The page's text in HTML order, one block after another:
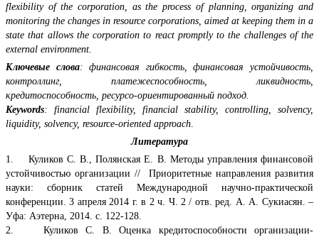
flexibility of the corporation, as the process of planning, organizing and
monitoring the changes in resource corporations, aimed at keeping them in a
state that allows the corporation to react promptly to the challenges of the
external environment.
Ключевые слова: финансовая гибкость, финансовая устойчивость,
контроллинг, платежеспособность, ликвидность,
кредитоспособность, ресурсо-ориентированный подход.
Keywords: financial flexibility, financial stability, controlling, solvency,
liquidity, solvency, resource-oriented approach
Литература
1. Куликов С. В., Полянская Е. В. Методы управления финансовой
устойчивостью организации // Приоритетные направления развития
науки: сборник статей Международной научно-практической
конференции. 3 апреля 2014 г. в 2 ч. Ч. 2 / отв. ред. А. А. Сукиасян. –
Уфа: Аэтерна, 2014. с. 122-128.
2. Куликов С. В. Оценка кредитоспособности организации-